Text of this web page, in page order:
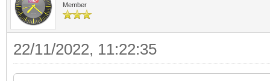
Member
22/11/2022, 11:22:35